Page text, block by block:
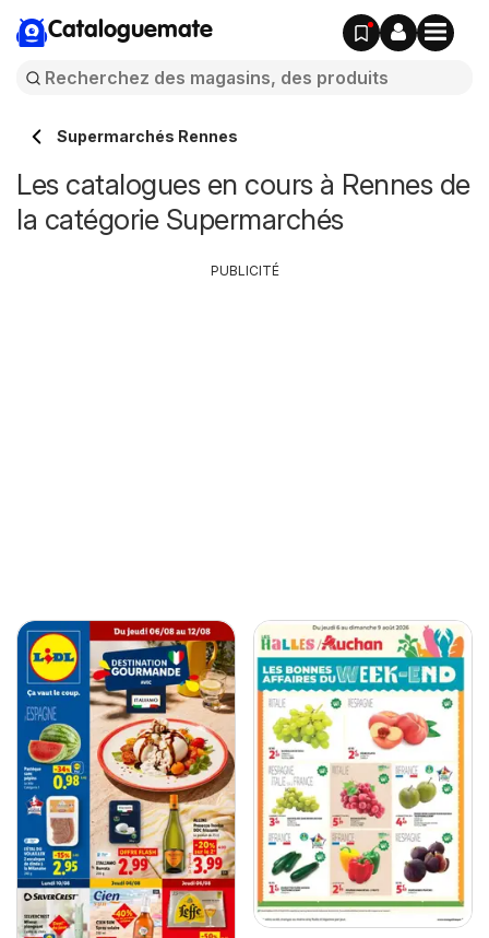
Cataloguemate
Supermarchés Rennes
Les catalogues en cours à Rennes de
la catégorie Supermarchés
PUBLICITÉ